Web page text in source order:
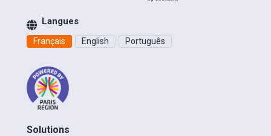
Langues
Français English Português
Solutions